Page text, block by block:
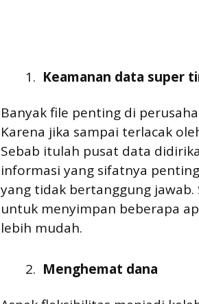
Keamanan data super
Banyak file penting di
Karena jika sampai terlacak
Sebab itulah pusat data
informasi yang sifatnya
yang tidak bertanggung
untuk menyimpan beberapa
lebih mudah.
Menghemat dana